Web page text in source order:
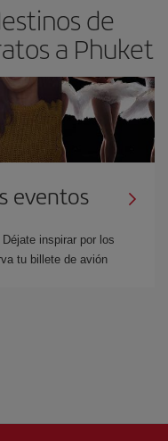
de
a Phuket
eventos
inspirar por los
tu billete de avión